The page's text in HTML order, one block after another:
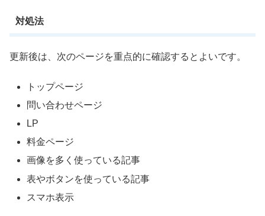
対処法
更新後は、次のページを重点的に確認するとよいです。
トップページ
問い合わせページ
LP
料金ページ
画像を多く使っている記事
表やボタンを使っている記事
スマホ表示